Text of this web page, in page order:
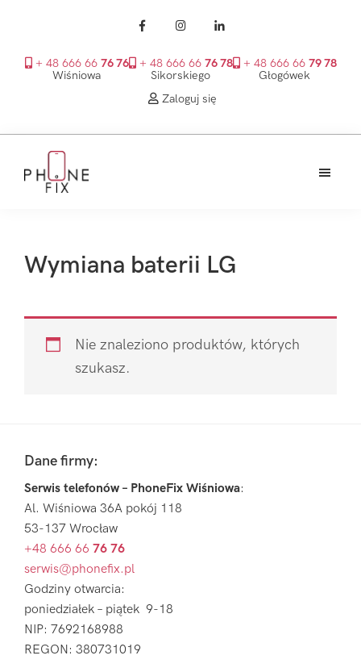
+ 48 666 66 76 76
Wiśniowa
+ 48 666 66 76 78
Sikorskiego
+ 48 666 66 79 78
Głogówek
Zaloguj się
głównego
Wymiana baterii LG
Nie znaleziono produktów, których
szukasz.
Sidebar
FooterDane firmy:
Serwis telefonów – PhoneFix Wiśniowa:
Al. Wiśniowa 36A pokój 118
53-137 Wrocław
+48 666 66 76 76
serwis@phonefix.pl
Godziny otwarcia:
poniedziałek – piątek 9-18
NIP: 7692168988
REGON: 380731019